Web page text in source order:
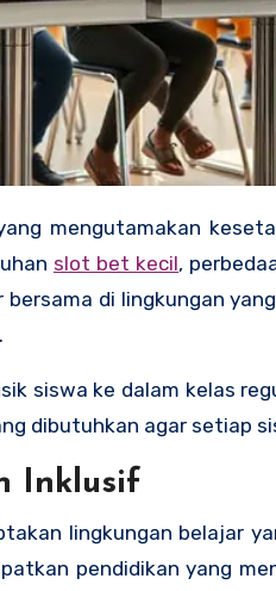
slot bet kecil,
di lingkungan
siswa ke dalam kelas
dibutuhkan agar setiap
Inklusif
lingkungan belajar
pendidikan yang